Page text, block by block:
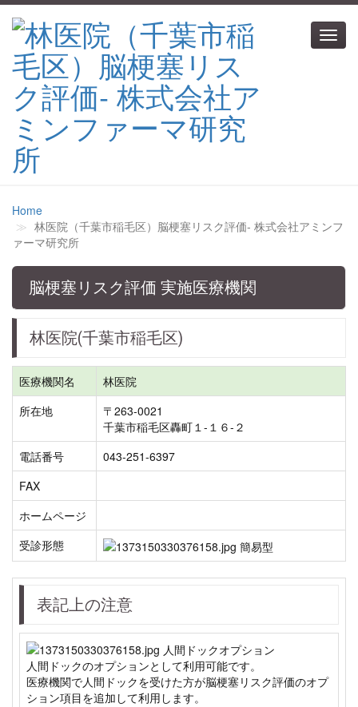
Home
林医院（千葉市稲毛区）脳梗塞リスク評価‐ 株式会社アミンフ
ァーマ研究所
脳梗塞リスク評価 実施医療機関
林医院(千葉市稲毛区)
医療機関名
林医院
所在地
〒263-0021
千葉市稲毛区轟町１-１６-２
電話番号
043-251-6397
FAX
ホームページ
受診形態
表記上の注意
人間ドックのオプションとして利用可能です。
医療機関で人間ドックを受けた方が脳梗塞リスク評価のオプ
ション項目を追加して利用します。